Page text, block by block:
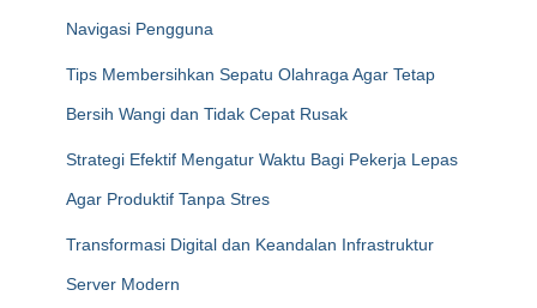
Navigasi Pengguna
Tips Membersihkan Sepatu Olahraga Agar Tetap
Bersih Wangi dan Tidak Cepat Rusak
Strategi Efektif Mengatur Waktu Bagi Pekerja Lepas
Agar Produktif Tanpa Stres
Transformasi Digital dan Keandalan Infrastruktur
Server Modern